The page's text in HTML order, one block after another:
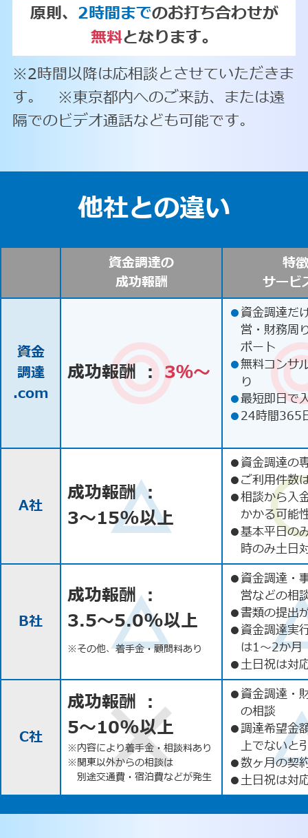
原則、 2時間までのお打ち合わせが
無料となります。
※2時間以降は応相談とさせていただきま
す。 ※東京都内へのご来訪、または遠
隔でのビデオ通話なども可能です。
他社との違い
資金調達の
成功報酬
特
サービ
資金
調達
.com
成功報酬 ： 3％〜
●資金調達だ
営・財務周
ポート
●無料コンサ
り
●最短即日で
●24時間365
A社
成功報酬 ：
3〜15%以上
●資金調達の
●ご利用件数
●相談から入
かかる可能
●基本平日の
時のみ土日
B社
成功報酬 ：
3.5〜5.0%以上
※その他、着手金・顧問料あり
●資金調達・
営などの相
●書類の提出
●資金調達実
は1〜2か月
●土日祝は対
C社
成功報酬 ：
5〜10%以上
※内容により着手金・相談料あり
※関東以外からの相談は
別途交通費・宿泊費などが発生
●資金調達・
の相談
●調達希望金
上でないと
●数ヶ月の契
●土日祝は対